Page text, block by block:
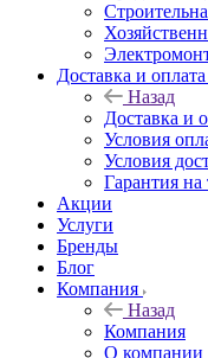
Доставка и оплата
Назад
Доставка и
Условия
Условия
Гарантия на
Акции
Услуги
Бренды
Блог
Компания
Назад
Компания
О компании